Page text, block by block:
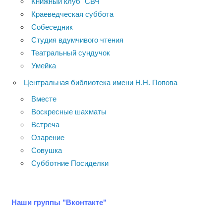
Краеведческая суббота
Собеседник
Студия вдумчивого чтения
Театральный сундучок
Умейка
Центральная библиотека имени Н.Н. Попова
Вместе
Воскресные шахматы
Встреча
Озарение
Совушка
Субботние Посиделки
Наши группы "Вконтакте"